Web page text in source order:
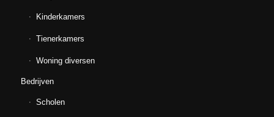
Kinderkamers
Tienerkamers
Woning diversen
Bedrijven
Scholen